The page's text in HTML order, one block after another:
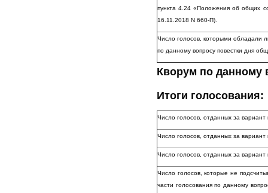
пункта 4.24 «Положения об общих
16.11.2018 N 660-П).
Число голосов, которыми обладали
по данному вопросу повестки дня
Кворум по данному
Итоги голосования:
Число голосов, отданных за вариант
Число голосов, отданных за
Число голосов, отданных за
Число голосов, которые не
части голосования по данному